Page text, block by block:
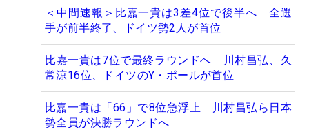
＜中間速報＞比嘉一貴は3差4位で後半へ 全選
手が前半終了、ドイツ勢2人が首位
比嘉一貴は7位で最終ラウンドへ 川村昌弘、久
常涼16位、ドイツのY・ポールが首位
比嘉一貴は「66」で8位急浮上 川村昌弘ら日本
勢全員が決勝ラウンドへ